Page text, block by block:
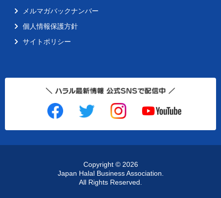
メルマガバックナンバー
個人情報保護方針
サイトポリシー
Copyright © 2026
Japan Halal Business Association.
All Rights Reserved.